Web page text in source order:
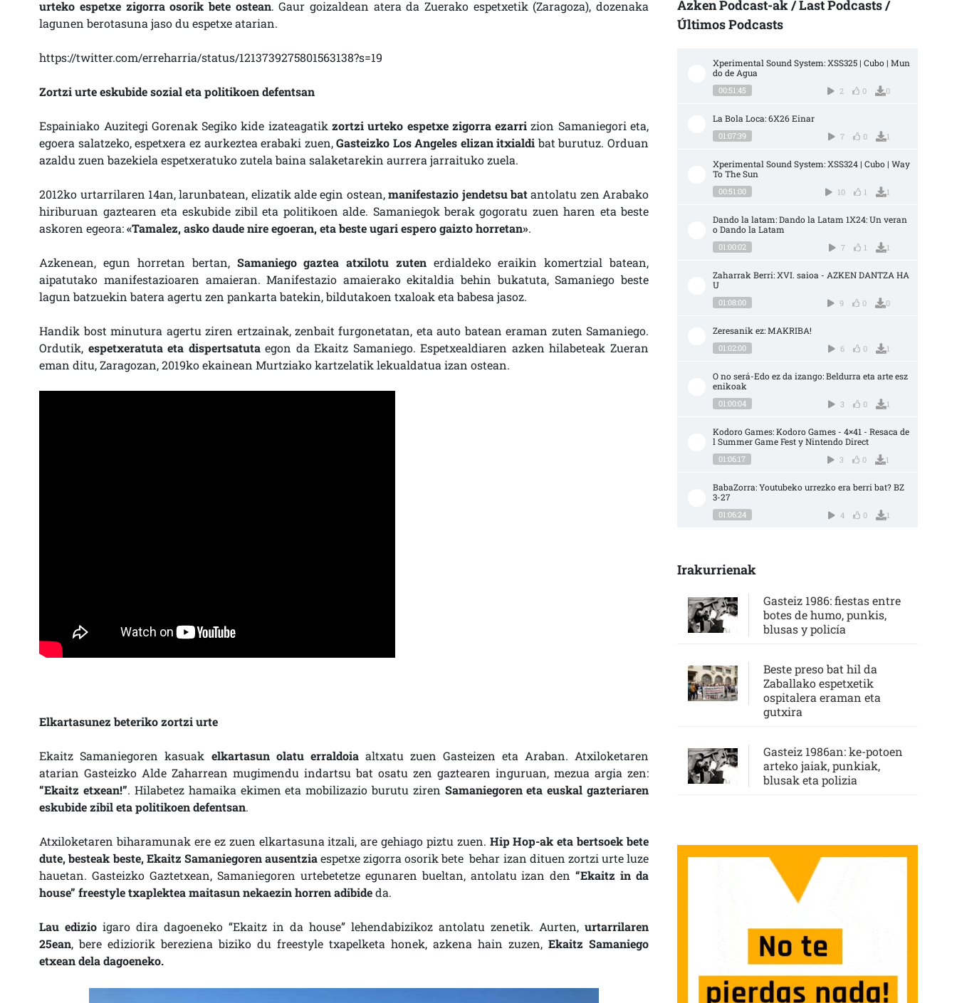
urteko espetxe zigorra osorik bete ostean. Gaur goizaldean atera da Zuerako espetxetik (Zaragoza), dozenaka
lagunen berotasuna jaso du espetxe atarian.
https://twitter.com/erreharria/status/1213739275801563138?s=19
Zortzi urte eskubide sozial eta politikoen defentsan
Espainiako Auzitegi Gorenak Segiko kide izateagatik zortzi urteko espetxe zigorra ezarri zion Samaniegori eta,
egoera salatzeko, espetxera ez aurkeztea erabaki zuen,Gasteizko Los Angeles elizan itxialdi bat burutuz. Orduan
azaldu zuen bazekiela espetxeratuko zutela baina salaketarekin aurrera jarraituko zuela.
2012ko urtarrilaren 14an, larunbatean, elizatik alde egin ostean,manifestazio jendetsu batantolatu zen Arabako
hiriburuan gaztearen eta eskubide zibil eta politikoen alde. Samaniegok berak gogoratu zuen haren eta beste
askoren egeora:«Tamalez, asko daude nire egoeran, eta beste ugari espero gaizto horretan».
Azkenean, egun horretan bertan, Samaniego gaztea atxilotu zutenerdialdeko eraikin komertzial batean,
aipatutako manifestazioaren amaieran. Manifestazio amaierako ekitaldia behin bukatuta, Samaniego beste
lagun batzuekin batera agertu zen pankarta batekin, bildutakoen txaloak eta babesa jasoz.
Handik bost minutura agertu ziren ertzainak, zenbait furgonetatan, eta auto batean eraman zuten Samaniego.
Ordutik, espetxeratuta eta dispertsatutaegon da Ekaitz Samaniego. Espetxealdiaren azken hilabeteak Zueran
eman ditu, Zaragozan, 2019ko ekainean Murtziako kartzelatik lekualdatua izan ostean.
Elkartasunez beteriko zortzi urte
Ekaitz Samaniegoren kasuak elkartasun olatu erraldoiaaltxatu zuen Gasteizen eta Araban. Atxiloketaren
atarian Gasteizko Alde Zaharrean mugimendu indartsu bat osatu zen gaztearen inguruan, mezua argia zen:
“Ekaitz etxean!”. Hilabetez hamaika ekimen eta mobilizazio burutu ziren Samaniegoren eta euskal gazteriaren
eskubide zibil eta politikoen defentsan.
Atxiloketaren biharamunak ere ez zuen elkartasuna itzali, are gehiago piztu zuen. Hip Hop-ak eta bertsoek bete
dute, besteak beste, Ekaitz Samaniegoren ausentziaespetxe zigorra osorik bete behar izan dituen zortzi urte luze
hauetan. Gasteizko Gaztetxean, Samaniegoren urtebetetze egunaren bueltan, antolatu izan den“Ekaitz in da
house” freestyle txaplektea maitasun nekaezin horren adibideda.
Lau edizio igaro dira dagoeneko “Ekaitz in da house” lehendabizikoz antolatu zenetik. Aurten, urtarrilaren
25ean, bere ediziorik bereziena biziko du freestyle txapelketa honek, azkena hain zuzen, Ekaitz Samaniego
etxean dela dagoeneko.
Azken Podcast-ak / Last Podcasts /
Últimos Podcasts
Xperimental Sound System: XSS325 | Cubo | Mun
do de Agua
00:51:45 2 0 0
La Bola Loca: 6X26 Einar
01:07:39 7 0 1
Xperimental Sound System: XSS324 | Cubo | Way
To The Sun
00:51:00 10 1 1
Dando la latam: Dando la Latam 1X24: Un veran
o Dando la Latam
01:00:02 7 1 1
Zaharrak Berri: XVI. saioa - AZKEN DANTZA HA
U
01:08:00 9 0 0
Zeresanik ez: MAKRIBA!
01:02:00 6 0 1
O no será-Edo ez da izango: Beldurra eta arte esz
enikoak
01:00:04 3 0 1
Kodoro Games: Kodoro Games - 4×41 - Resaca de
l Summer Game Fest y Nintendo Direct
01:06:17 3 0 1
BabaZorra: Youtubeko urrezko era berri bat? BZ
3-27
01:06:24 4 0 1
Irakurrienak
Gasteiz 1986: fiestas entre
botes de humo, punkis,
blusas y policía
Beste preso bat hil da
Zaballako espetxetik
ospitalera eraman eta
gutxira
Gasteiz 1986an: ke-potoen
arteko jaiak, punkiak,
blusak eta polizia